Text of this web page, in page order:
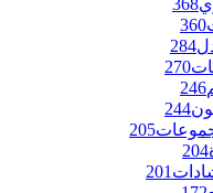
360
284
270
246
244
205
204
201